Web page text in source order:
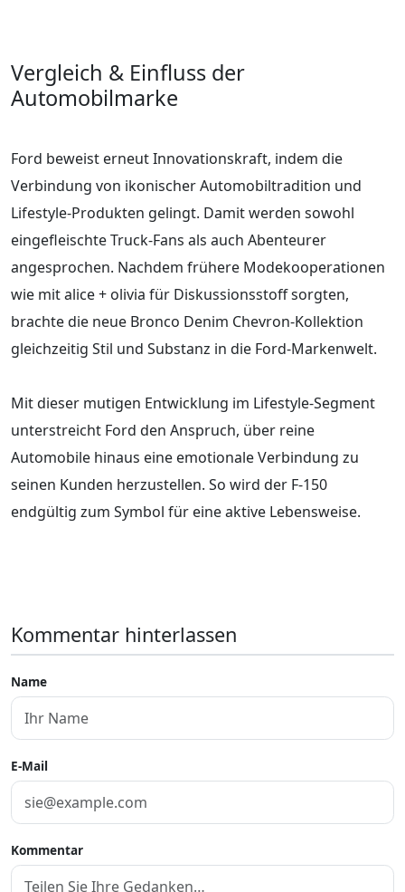
Vergleich & Einfluss der
Automobilmarke
Ford beweist erneut Innovationskraft, indem die
Verbindung von ikonischer Automobiltradition und
Lifestyle-Produkten gelingt. Damit werden sowohl
eingefleischte Truck-Fans als auch Abenteurer
angesprochen. Nachdem frühere Modekooperationen
wie mit alice + olivia für Diskussionsstoff sorgten,
brachte die neue Bronco Denim Chevron-Kollektion
gleichzeitig Stil und Substanz in die Ford-Markenwelt.
Mit dieser mutigen Entwicklung im Lifestyle-Segment
unterstreicht Ford den Anspruch, über reine
Automobile hinaus eine emotionale Verbindung zu
seinen Kunden herzustellen. So wird der F-150
endgültig zum Symbol für eine aktive Lebensweise.
Kommentar hinterlassen
Name
E-Mail
Kommentar